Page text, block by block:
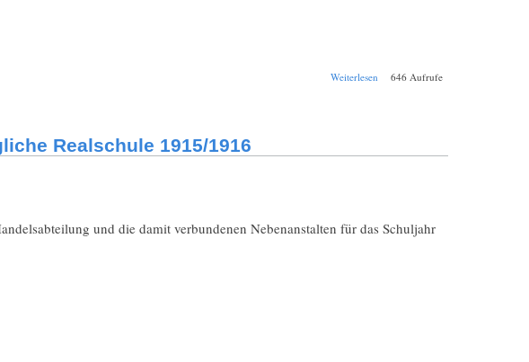
Weiterlesen über Schul-
646 Aufrufe
Realschule 1915/1916
und die damit verbundenen Nebenanstalten für das Schuljahr